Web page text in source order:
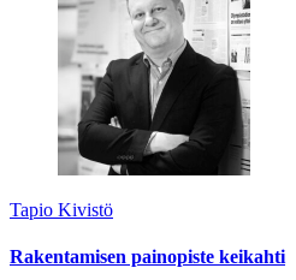
Tapio Kivistö
Rakentamisen painopiste keikahti